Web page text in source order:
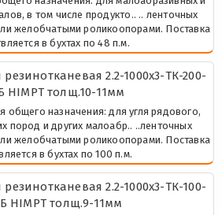
в том числе продукто.. .. ленточных
желобчатыми роликоопорами. Поставка
в бухтах по 48 п.м.
2.2-1000х3-ТК-200-
HIMPT толщ.10-11мм
общего назначения: для угля рядового,
пород и других малоабр.. ..ленточных
желобчатыми роликоопорами. Поставка
в бухтах по 100 п.м.
2.2-1000х3-ТК-100-
HIMPT толщ.9-11мм